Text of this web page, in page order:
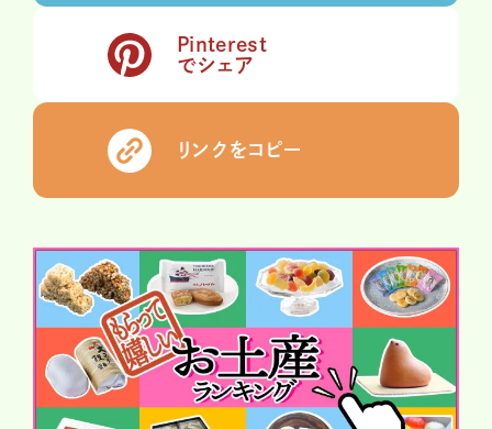
Pinterest
でシェア
リンクをコピー